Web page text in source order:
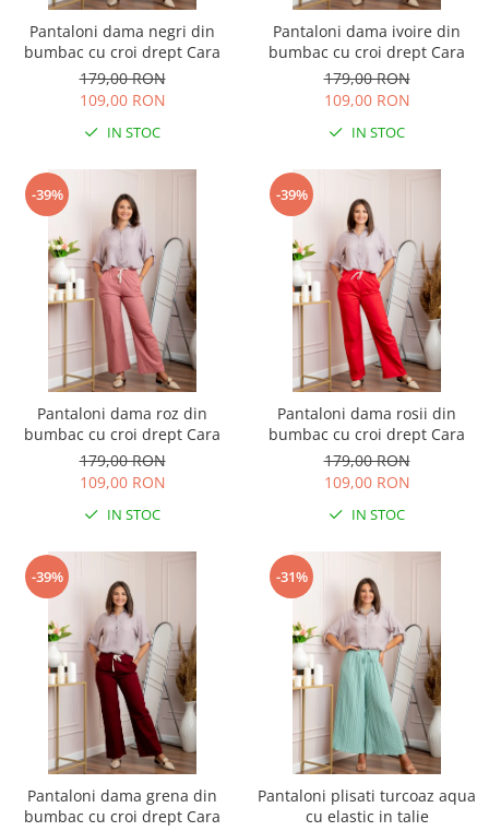
Pantaloni dama negri din
bumbac cu croi drept Cara
179,00 RON
109,00 RON
IN STOC
Pantaloni dama ivoire din
bumbac cu croi drept Cara
179,00 RON
109,00 RON
IN STOC
-39%
Pantaloni dama roz din
bumbac cu croi drept Cara
179,00 RON
109,00 RON
IN STOC
-39%
Pantaloni dama rosii din
bumbac cu croi drept Cara
179,00 RON
109,00 RON
IN STOC
-39%
Pantaloni dama grena din
bumbac cu croi drept Cara
-31%
Pantaloni plisati turcoaz aqua
cu elastic in talie